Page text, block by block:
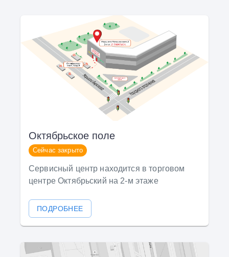
Октябрьское поле
Сейчас закрыто
Сервисный центр находится в торговом
центре Октябрьский на 2-м этаже
ПОДРОБНЕЕ